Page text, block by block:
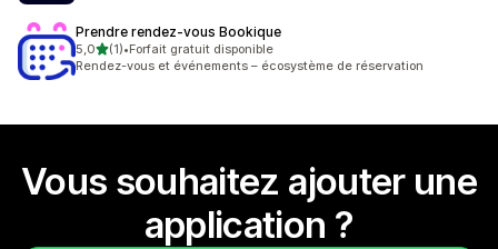
Prendre rendez‑vous Bookique
5,0étoile(s) sur 5
(1)
1 avis au total
•Forfait gratuit disponible
Rendez-vous et événements – écosystème de réservation
Vous souhaitez ajouter une
application ?